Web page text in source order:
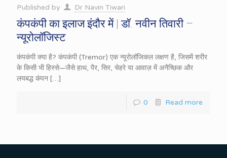
Published by Dr Navin Tiwari
कंपकंपी का इलाज इंदौर में | डॉ. नवीन तिवारी –
न्यूरोलॉजिस्ट
कंपकंपी क्या है? कंपकंपी (Tremor) एक न्यूरोलॉजिकल लक्षण है, जिसमें शरीर
के किसी भी हिस्से—जैसे हाथ, पैर, सिर, चेहरे या आवाज़ में अनैच्छिक और
लयबद्ध कंपन […]
0 Read more